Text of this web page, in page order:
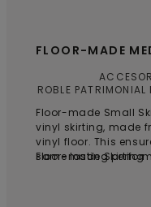
FLOOR-MADE
ROBLE PATRIMONIAL
Floor-made Small
vinyl skirting, made
vinyl floor. This
same lasting
Floor-made Skirting